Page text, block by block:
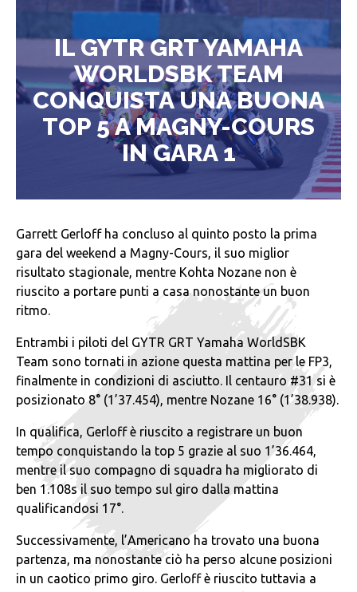
IL GYTR GRT YAMAHA
WORLDSBK TEAM
CONQUISTA UNA BUONA
TOP 5 A MAGNY-COURS
IN GARA 1
Garrett Gerloff ha concluso al quinto posto la prima
gara del weekend a Magny-Cours, il suo miglior
risultato stagionale, mentre Kohta Nozane non è
riuscito a portare punti a casa nonostante un buon
ritmo.
Entrambi i piloti del GYTR GRT Yamaha WorldSBK
Team sono tornati in azione questa mattina per le FP3,
finalmente in condizioni di asciutto. Il centauro #31 si è
posizionato 8° (1’37.454), mentre Nozane 16° (1’38.938).
In qualifica, Gerloff è riuscito a registrare un buon
tempo conquistando la top 5 grazie al suo 1’36.464,
mentre il suo compagno di squadra ha migliorato di
ben 1.108s il suo tempo sul giro dalla mattina
qualificandosi 17°.
Successivamente, l’Americano ha trovato una buona
partenza, ma nonostante ciò ha perso alcune posizioni
in un caotico primo giro. Gerloff è riuscito tuttavia a